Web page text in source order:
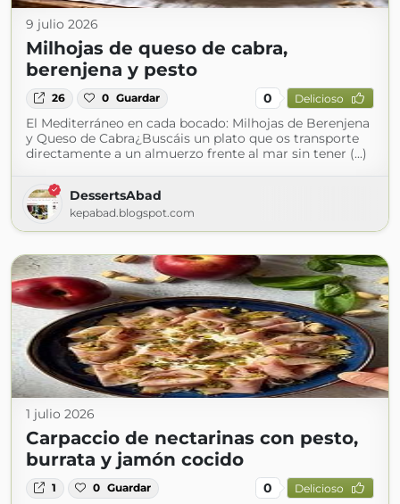
9 julio 2026
Milhojas de queso de cabra,
berenjena y pesto
26 0 Guardar 0 Delicioso
El Mediterráneo en cada bocado: Milhojas de Berenjena
y Queso de Cabra¿Buscáis un plato que os transporte
directamente a un almuerzo frente al mar sin tener (...)
DessertsAbad
kepabad.blogspot.com
1 julio 2026
Carpaccio de nectarinas con pesto,
burrata y jamón cocido
1 0 Guardar 0 Delicioso